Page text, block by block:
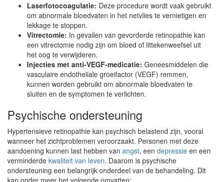
Laserfotocoagulatie: Deze procedure wordt vaak gebruikt
om abnormale bloedvaten in het netvlies te vernietigen en
lekkage te stoppen.
Vitrectomie: In gevallen van gevorderde retinopathie kan
een vitrectomie nodig zijn om bloed of littekenweefsel uit
het oog te verwijderen.
Injecties met anti-VEGF-medicatie: Geneesmiddelen die
vasculaire endotheliale groeifactor (VEGF) remmen,
kunnen worden gebruikt om abnormale bloedvaten te
sluiten en de symptomen te verlichten.
Psychische ondersteuning
Hypertensieve retinopathie kan psychisch belastend zijn, vooral
wanneer het zichtproblemen veroorzaakt. Personen met deze
aandoening kunnen last hebben van angst, een depressie en een
verminderde kwaliteit van leven. Daarom is psychische
ondersteuning een belangrijk onderdeel van de behandeling. Dit
kan onder meer het volgende omvatten: